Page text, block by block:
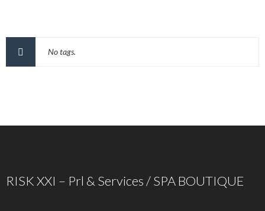
No tags.
RISK XXI – Prl & Services / SPA BOUTIQUE